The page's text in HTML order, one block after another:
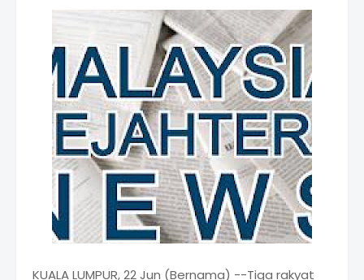
KUALA LUMPUR, 22 Jun (Bernama) --Tiga rakyat